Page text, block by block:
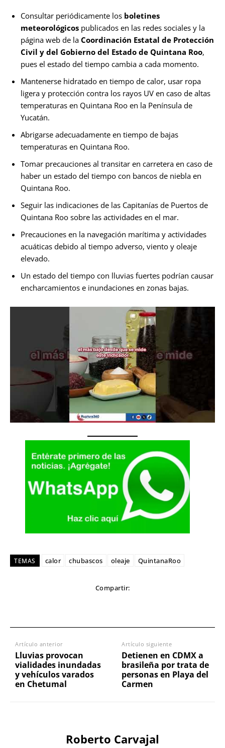
Consultar periódicamente los boletines
meteorológicos publicados en las redes sociales y la
página web de la Coordinación Estatal de Protección
Civil y del Gobierno del Estado de Quintana Roo,
pues el estado del tiempo cambia a cada momento.
Mantenerse hidratado en tiempo de calor, usar ropa
ligera y protección contra los rayos UV en caso de altas
temperaturas en Quintana Roo en la Península de
Yucatán.
Abrigarse adecuadamente en tiempo de bajas
temperaturas en Quintana Roo.
Tomar precauciones al transitar en carretera en caso de
haber un estado del tiempo con bancos de niebla en
Quintana Roo.
Seguir las indicaciones de las Capitanías de Puertos de
Quintana Roo sobre las actividades en el mar.
Precauciones en la navegación marítima y actividades
acuáticas debido al tiempo adverso, viento y oleaje
elevado.
Un estado del tiempo con lluvias fuertes podrían causar
encharcamientos e inundaciones en zonas bajas.
TEMAS calor chubascos oleaje QuintanaRoo
Compartir:
Artículo anterior
Lluvias provocan
vialidades inundadas
y vehículos varados
en Chetumal
Artículo siguiente
Detienen en CDMX a
brasileña por trata de
personas en Playa del
Carmen
Roberto Carvajal